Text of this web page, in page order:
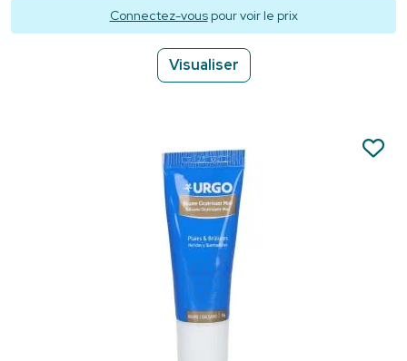
Connectez-vouspour voir le prix
Visualiser